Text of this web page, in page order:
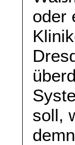
oder
soll,